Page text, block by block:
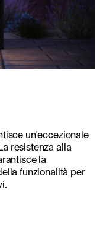
un'eccezionale
resistenza alla
la
funzionalità per